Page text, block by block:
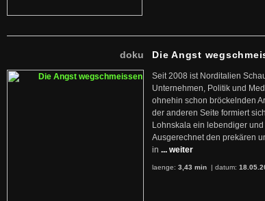
doku Die Angst
Seit 2008 ist Norditalien
Unternehmen, Politik und
ohnehin schon bröckelnden
der anderen Seite formiert
Lohnskala ein lebendiger
Ausgerechnet den prekären
in ... weiter
laenge: 3,43 min | datum: